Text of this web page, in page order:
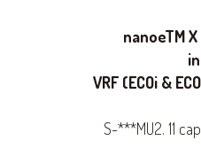
nanoeTM
VRF (ECOi &
S-***MU2. 11